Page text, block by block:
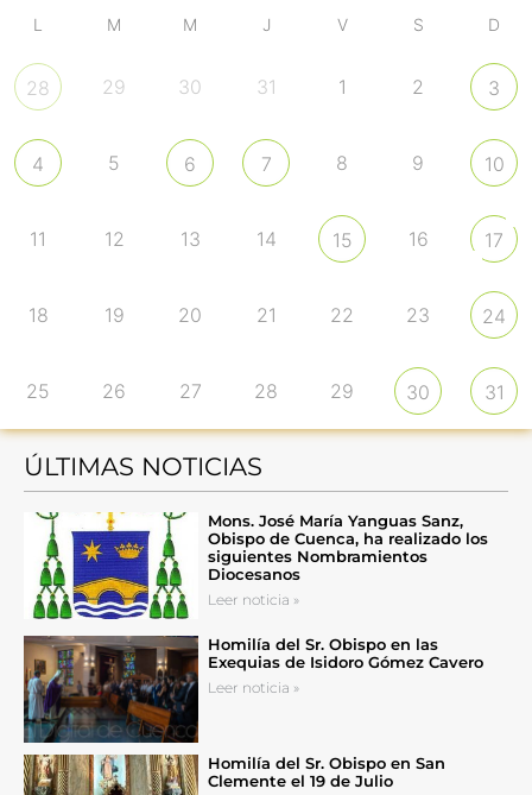
L M M J V S D
28 29 30 31 1 2 3
4 5 6 7 8 9 10
11 12 13 14 15 16 17
18 19 20 21 22 23 24
25 26 27 28 29 30 31
ÚLTIMAS NOTICIAS
Mons. José María Yanguas Sanz,
Obispo de Cuenca, ha realizado los
siguientes Nombramientos
Diocesanos
Leer noticia »
Homilía del Sr. Obispo en las
Exequias de Isidoro Gómez Cavero
Leer noticia »
Homilía del Sr. Obispo en San
Clemente el 19 de Julio